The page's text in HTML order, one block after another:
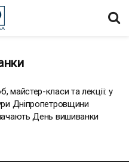
майстер-класи та лекції: у
Дніпропетровщини
День вишиванки